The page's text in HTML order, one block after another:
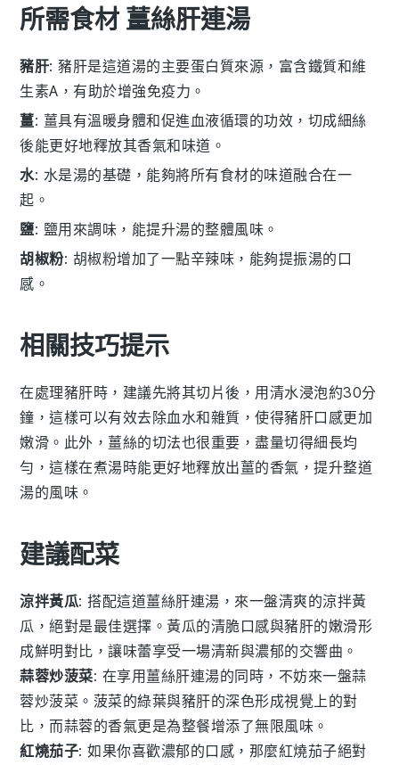
所需食材 薑絲肝連湯
豬肝: 豬肝是這道湯的主要蛋白質來源，富含鐵質和維
生素A，有助於增強免疫力。
薑: 薑具有溫暖身體和促進血液循環的功效，切成細絲
後能更好地釋放其香氣和味道。
水: 水是湯的基礎，能夠將所有食材的味道融合在一
起。
鹽: 鹽用來調味，能提升湯的整體風味。
胡椒粉: 胡椒粉增加了一點辛辣味，能夠提振湯的口
感。
相關技巧提示
在處理豬肝時，建議先將其切片後，用清水浸泡約30分
鐘，這樣可以有效去除血水和雜質，使得豬肝口感更加
嫩滑。此外，薑絲的切法也很重要，盡量切得細長均
勻，這樣在煮湯時能更好地釋放出薑的香氣，提升整道
湯的風味。
建議配菜
涼拌黃瓜: 搭配這道薑絲肝連湯 ，來一盤清爽的涼拌黃
瓜 ，絕對是最佳選擇。 黃瓜的清脆口感與豬肝的嫩滑形
成鮮明對比，讓味蕾享受一場清新與濃郁的交響曲。
蒜蓉炒菠菜: 在享用薑絲肝連湯的同時，不妨來一盤蒜
蓉炒菠菜 。 菠菜的綠葉與豬肝的深色形成視覺上的對
比，而蒜蓉的香氣更是為整餐增添了無限風味。
紅燒茄子: 如果你喜歡濃郁的口感，那麼紅燒茄子絕對